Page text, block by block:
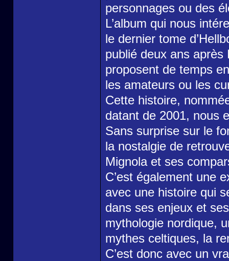
personnages ou des
L’album qui nous
le dernier tome
publié deux ans
proposent de temps
les amateurs ou les
Cette histoire,
datant de 2001, nous
Sans surprise sur le
la nostalgie de
Mignola et ses
C’est également une
avec une histoire qui
dans ses enjeux et
mythologie nordique,
mythes celtiques, la
C’est donc avec un